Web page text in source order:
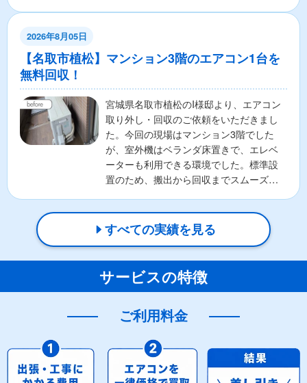
2026年8月05日
【名取市植松】マンション3階のエアコン1台を
無料回収！
宮城県名取市植松のI様邸より、エアコン
取り外し・回収のご依頼をいただきまし
た。今回の現場はマンション3階でした
が、室外機はベランダ床置きで、エレベ
ーターも利用できる環境でした。標準設
置のため、搬出から回収までスムーズに
すべての実績を見る
サービスの特徴
ご利用料金